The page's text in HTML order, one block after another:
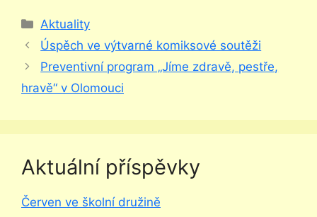
Rubriky
Aktuality
Úspěch ve výtvarné komiksové soutěži
Preventivní program „Jíme zdravě, pestře,
hravě“ v Olomouci
Aktuální příspěvky
Červen ve školní družině